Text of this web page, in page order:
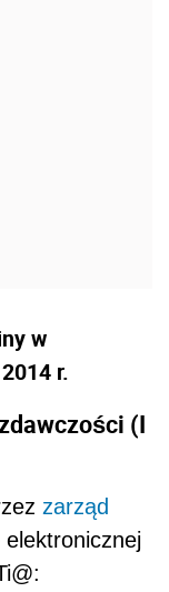
w
r.
(I
zarząd
elektronicznej